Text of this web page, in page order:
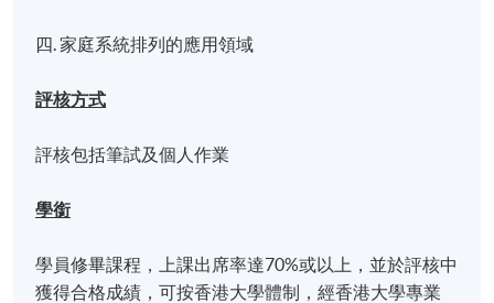
四. 家庭系統排列的應用領域
評核方式
評核包括筆試及個人作業
學銜
學員修畢課程，上課出席率達70%或以上，並於評核中
獲得合格成績，可按香港大學體制，經香港大學專業